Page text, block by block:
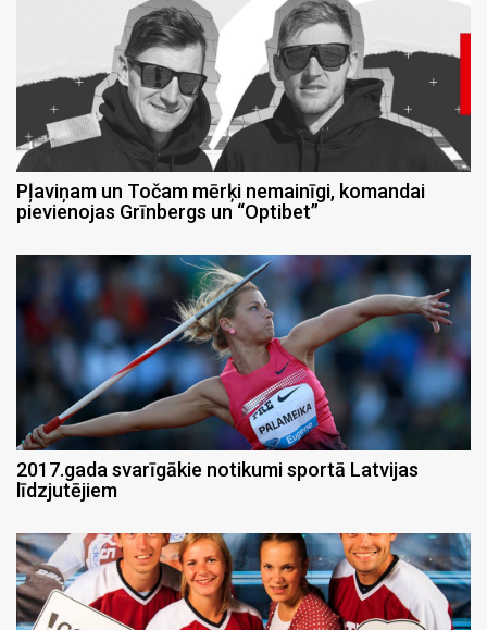
Pļaviņam un Točam mērķi nemainīgi, komandai
pievienojas Grīnbergs un “Optibet”
2017.gada svarīgākie notikumi sportā Latvijas
līdzjutējiem